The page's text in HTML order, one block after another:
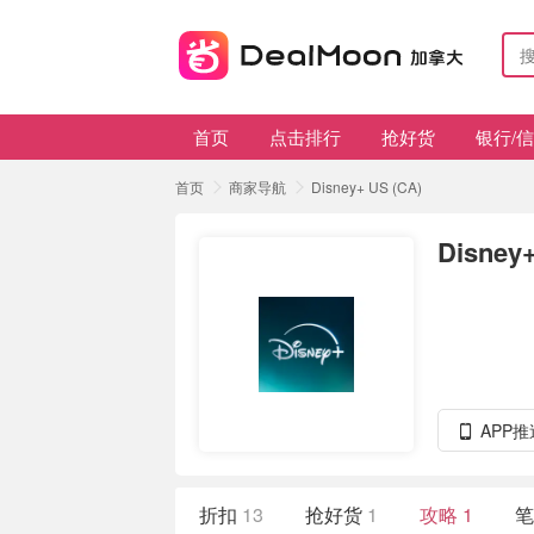
首页 点击排行 抢好货 银行/
首页 商家导航 Disney+ US (CA)
APP
折扣 13 抢好货 1 攻略 1